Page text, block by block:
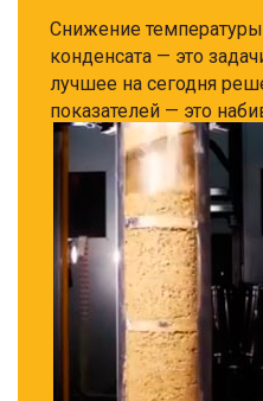
Снижение
конденсата — это
лучшее на сегодня
показателей — это